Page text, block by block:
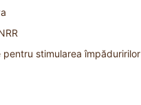
pentru stimularea împăduririlor